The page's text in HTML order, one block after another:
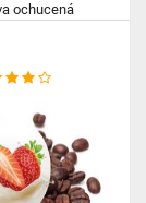
ochucená